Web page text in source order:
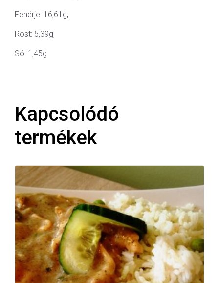
Fehérje: 16,61g,
Rost: 5,39g,
Só: 1,45g
Kapcsolódó
termékek